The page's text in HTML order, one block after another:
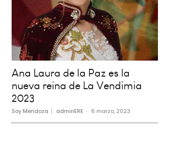
Ana Laura de la Paz es la
nueva reina de La Vendimia
2023
Soy Mendoza adminERE - 6 marzo, 2023